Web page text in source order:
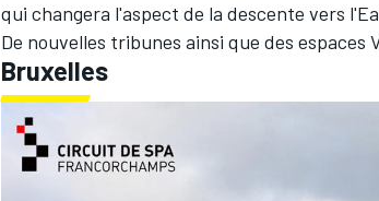
qui changera l'aspect de la descente vers
De nouvelles tribunes ainsi que des
Bruxelles